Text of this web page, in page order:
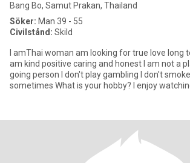
Bang Bo, Samut Prakan, Thailand
Söker: Man 39 - 55
Civilstånd: Skild
I amThai woman am looking for true love long
am kind positive caring and honest I am not a
going person I don't play gambling I don't
sometimes What is your hobby? I enjoy